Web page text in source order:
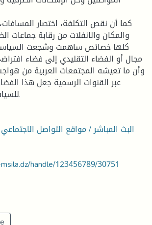
كما أن نقص التكلفة، اختصار
والمكان والانفلات من رقابة جماعات
كلها خصائص ساهمت وشجعت
مجال أو الفضاء التقليدي إلى فضاء
وأن ما تعيشه المجتمعات العربية من
عبر القنوات الرسمية جعل هذا
للسياسي والمواطن معا.
البث المباشر / مواقع التواصل الاجتماعي
handle/123456789/30751